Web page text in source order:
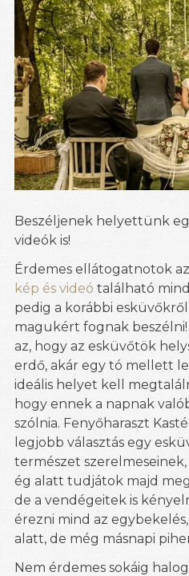
Beszéljenek helyettünk
videók is!
Érdemes ellátogatnotok
kép és videó található
pedig a korábbi
magukért fognak
az, hogy az esküvőtök
erdő, akár egy tó mellett
ideális helyet kell
hogy ennek a napnak
szólnia. Fenyőharaszt
legjobb választás egy
természet
ég alatt tudjátok majd
de a vendégeitek is
érezni mind az
alatt, de még másnapi
Nem érdemes sokáig